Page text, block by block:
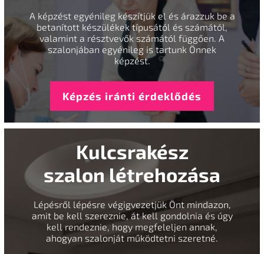
A képzést egyénileg készítjük el és árazzuk be a
betanított készülékek típusától és számától,
valamint a résztvevők számától függően. A
szalonjában egyénileg is tartunk Önnek
képzést.
Képzés iránti érdeklődés
Kulcsrakész
szalon létrehozása
Lépésről lépésre végigvezetjük Önt mindazon,
amit be kell szereznie, át kell gondolnia és úgy
kell rendeznie, hogy megfeleljen annak,
ahogyan szalonját működtetni szeretné.